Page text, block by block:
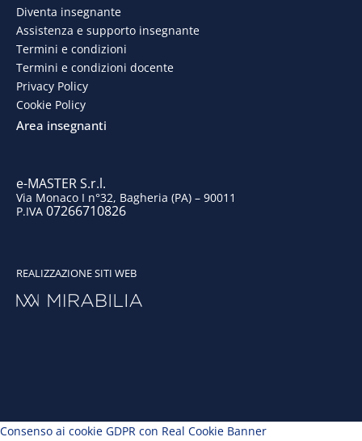
b
o
k
e
d
Diventa insegnante
Assistenza e supporto insegnante
Termini e condizioni
Termini e condizioni docente
Privacy Policy
Cookie Policy
Area insegnanti
e-MASTER S.r.l.
Via Monaco I n°32, Bagheria (PA) – 90011
P.IVA 07266710826
REALIZZAZIONE SITI WEB
Consenso ai cookie GDPR con Real Cookie Banner